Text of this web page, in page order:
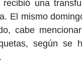
recibió una
El mismo
cabe
según